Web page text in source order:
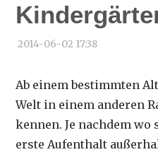
2014-06-02 17:38
Ab einem bestimmten
Welt in einem anderen
kennen. Je nachdem
erste Aufenthalt